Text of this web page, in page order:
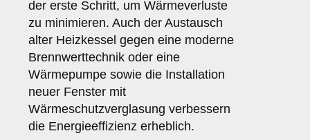
der erste Schritt, um Wärmeverluste
zu minimieren. Auch der Austausch
alter Heizkessel gegen eine moderne
Brennwerttechnik oder eine
Wärmepumpe sowie die Installation
neuer Fenster mit
Wärmeschutzverglasung verbessern
die Energieeffizienz erheblich.